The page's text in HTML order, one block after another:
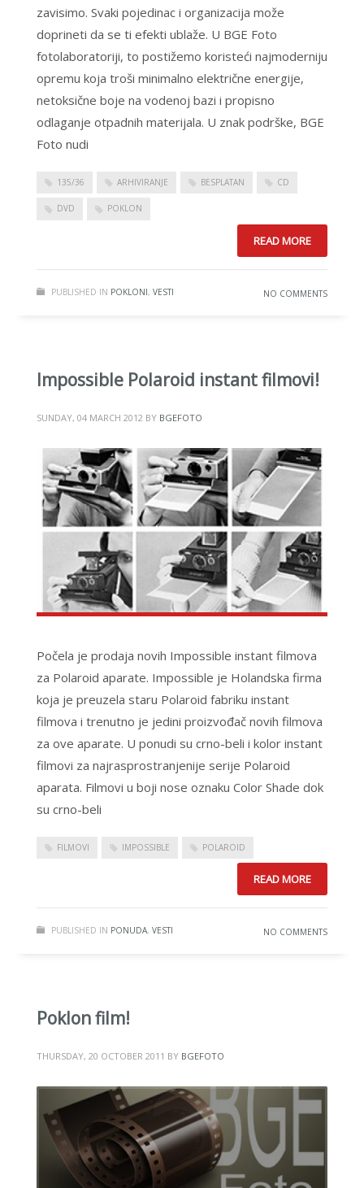
zavisimo. Svaki pojedinac i organizacija može
doprineti da se ti efekti ublaže. U BGE Foto
fotolaboratoriji, to postižemo koristeći najmoderniju
opremu koja troši minimalno električne energije,
netoksične boje na vodenoj bazi i propisno
odlaganje otpadnih materijala. U znak podrške, BGE
Foto nudi
135/36 ARHIVIRANJE BESPLATAN CD
DVD POKLON
READ MORE
PUBLISHED IN POKLONI, VESTI NO COMMENTS
Impossible Polaroid instant filmovi!
SUNDAY, 04 MARCH 2012 BY BGEFOTO
Počela je prodaja novih Impossible instant filmova
za Polaroid aparate. Impossible je Holandska firma
koja je preuzela staru Polaroid fabriku instant
filmova i trenutno je jedini proizvođač novih filmova
za ove aparate. U ponudi su crno-beli i kolor instant
filmovi za najrasprostranjenije serije Polaroid
aparata. Filmovi u boji nose oznaku Color Shade dok
su crno-beli
FILMOVI IMPOSSIBLE POLAROID
READ MORE
PUBLISHED IN PONUDA, VESTI NO COMMENTS
Poklon film!
THURSDAY, 20 OCTOBER 2011 BY BGEFOTO